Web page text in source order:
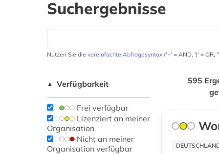
Suchergebnisse
Nutzen Sie die vereinfachte Abfragesyntax ('+' = AND, '|' = OR,
▲ Verfügbarkeit
Frei verfügbar
Lizenziert an meiner
Organisation
Nicht an meiner
Organisation verfügbar
595